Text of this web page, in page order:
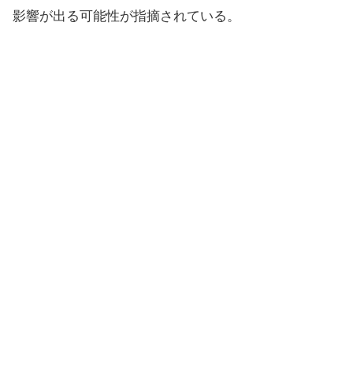
影響が出る可能性が指摘されている。